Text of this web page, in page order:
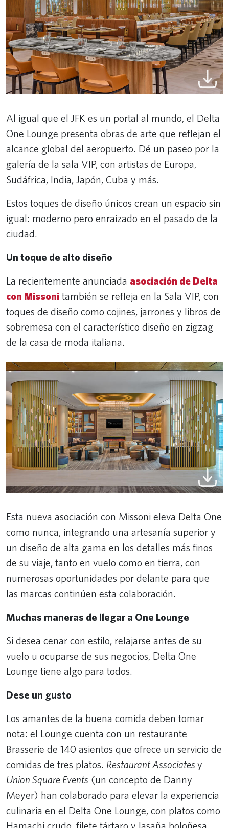
Al igual que el JFK es un portal al mundo, el Delta
One Lounge presenta obras de arte que reflejan el
alcance global del aeropuerto. Dé un paseo por la
galería de la sala VIP, con artistas de Europa,
Sudáfrica, India, Japón, Cuba y más.
Estos toques de diseño únicos crean un espacio sin
igual: moderno pero enraizado en el pasado de la
ciudad.
Un toque de alto diseño
La recientemente anunciada asociación de Delta
con Missoni también se refleja en la Sala VIP, con
toques de diseño como cojines, jarrones y libros de
sobremesa con el característico diseño en zigzag
de la casa de moda italiana.
Esta nueva asociación con Missoni eleva Delta One
como nunca, integrando una artesanía superior y
un diseño de alta gama en los detalles más finos
de su viaje, tanto en vuelo como en tierra, con
numerosas oportunidades por delante para que
las marcas continúen esta colaboración.
Muchas maneras de llegar a One Lounge
Si desea cenar con estilo, relajarse antes de su
vuelo u ocuparse de sus negocios, Delta One
Lounge tiene algo para todos.
Dese un gusto
Los amantes de la buena comida deben tomar
nota: el Lounge cuenta con un restaurante
Brasserie de 140 asientos que ofrece un servicio de
comidas de tres platos. Restaurant Associates y
Union Square Events (un concepto de Danny
Meyer) han colaborado para elevar la experiencia
culinaria en el Delta One Lounge, con platos como